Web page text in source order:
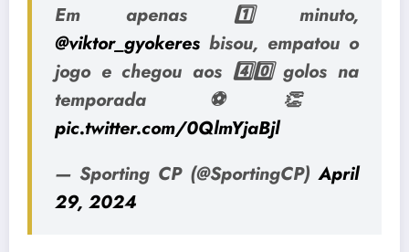
Em apenas 1️⃣ minuto,
@viktor_gyokeres bisou, empatou o
jogo e chegou aos 4️⃣0️⃣ golos na
temporada ⚽️👏
pic.twitter.com/0QlmYjaBjl
— Sporting CP (@SportingCP)April
29, 2024